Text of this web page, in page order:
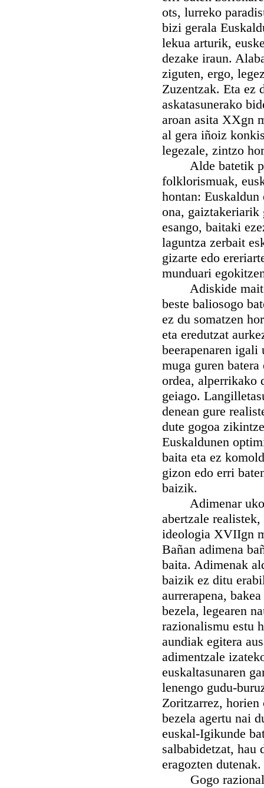
ots, lurreko
bizi gerala
lekua arturik,
dezake iraun.
ziguten, ergo,
Zuzentzak. Eta ez
askatasunerako
aroan asita XXgn
al gera iñoiz
legezale, zintzo
Alde batetik
folklorismuak,
hontan: Euskaldun
ona,
esango, baitaki
laguntza zerbait
gizarte edo
munduari
Adiskide
beste baliosogo
ez du somatzen
eta eredutzat
beerapenaren
muga guren
ordea, alperrikako
geiago.
denean gure
dute gogoa
Euskaldunen
baita eta ez
gizon edo erri
baizik.
Adimenar uko
abertzale
ideologia XVIIgn
Bañan adimena
baita. Adimenak
baizik ez ditu
aurrerapena,
bezela, legearen
razionalismu estu
aundiak egitera
adimentzale
euskaltasunaren
lenengo gudu-
Zoritzarrez,
bezela agertu nai
euskal-Igikunde
salbabidetzat, hau
eragozten dutenak.
Gogo